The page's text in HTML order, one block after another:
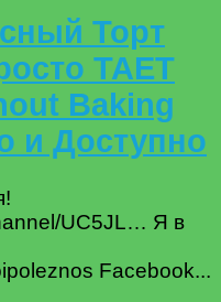
Торт
ТАЕТ
Baking
и Доступно
UC5JL… Я в
Facebook...